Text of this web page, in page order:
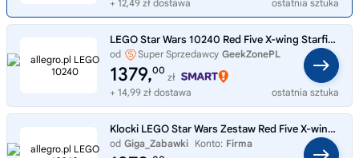
+ 12,49 zł dostawa
ostatnia sztuka
LEGO Star Wars 10240 Red Five X-wing Starfighter
od Super Sprzedawcy GeekZonePL
1379,00
zł
+ 14,99 zł dostawa
ostatnia sztuka
Klocki LEGO Star Wars Zestaw Red Five X-wing Starfighter 10240
od Giga_Zabawki Konto: Firma